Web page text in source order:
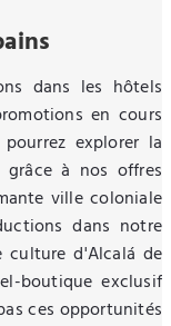
dans les hôtels
en cours
explorer la
à nos offres
ville coloniale
dans notre
culture d'Alcalá de
boutique exclusif
ces opportunités